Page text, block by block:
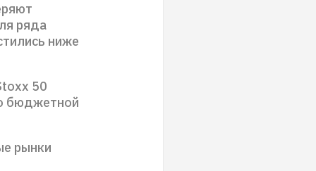
ряда
ниже
50
бюджетной
рынки